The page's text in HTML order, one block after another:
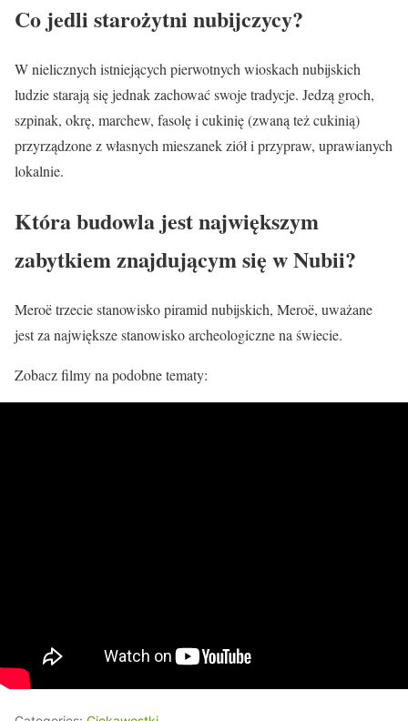
Co jedli starożytni nubijczycy?
W nielicznych istniejących pierwotnych wioskach nubijskich
ludzie starają się jednak zachować swoje tradycje. Jedzą groch,
szpinak, okrę, marchew, fasolę i cukinię (zwaną też cukinią)
przyrządzone z własnych mieszanek ziół i przypraw, uprawianych
lokalnie.
Która budowla jest największym
zabytkiem znajdującym się w Nubii?
Meroë trzecie stanowisko piramid nubijskich, Meroë, uważane
jest za największe stanowisko archeologiczne na świecie.
Zobacz filmy na podobne tematy: